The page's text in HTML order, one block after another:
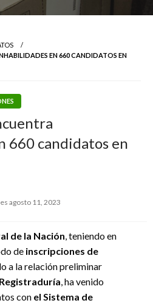
EN 660 CANDIDATOS EN
660 candidatos en
agosto 11, 2023
de la Nación , teniendo en
de inscripciones de
a la relación preliminar
, ha venido
con el Sistema de